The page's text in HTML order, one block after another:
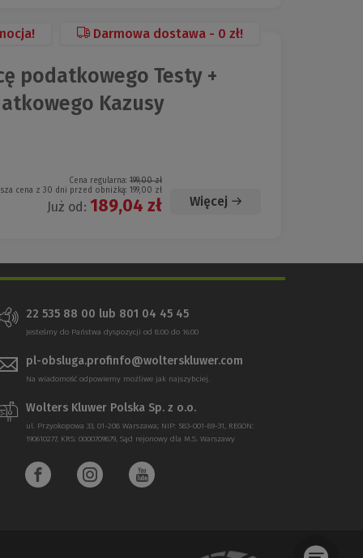
Darmowa dostawa - 0 zł!
podatkowego Testy +
Kazusy
Cena regularna: 199,00 zł
cena z 30 dni przed obniżką: 199,00 zł
Już od: 189,04 zł Więcej
22 535 88 00 lub 801 04 45 45
Jesteśmy do Państwa dyspozycji od 8:00 do 16:00
pl-obsluga.profinfo@wolterskluwer.com
Na wiadomość odpowiemy możliwe jak najszybciej.
Wolters Kluwer Polska Sp. z o.o.
ul. Przyokopowa 33, 01-208 Warszawa; NIP: 583-001-89-31, REGON:
190610277, KRS: 0000709879, Sąd rejonowy dla M.S. Warszawy